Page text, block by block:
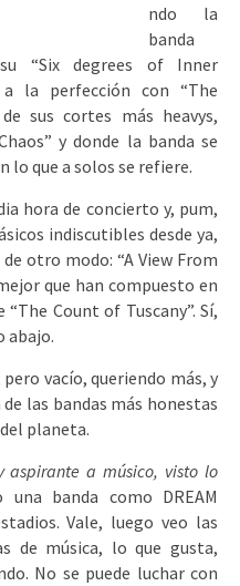
ndo la
banda
“Six degrees of Inner
a la perfección con “The
sus cortes más heavys,
y donde la banda se
lo que a solos se refiere.
hora de concierto y, pum,
indiscutibles desde ya,
otro modo: “A View From
que han compuesto en
Count of Tuscany”. Sí,
abajo.
pero vacío, queriendo más, y
las bandas más honestas
planeta.
aspirante a músico, visto lo
banda como DREAM
Vale, luego veo las
de música, lo que gusta,
No se puede luchar con